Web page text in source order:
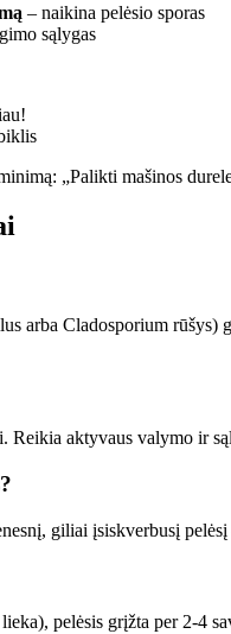
– naikina pelėsio sporas
sąlygas
„Palikti mašinos
arba Cladosporium
aktyvaus valymo ir
giliai įsiskverbusį
pelėsis grįžta per 2-4